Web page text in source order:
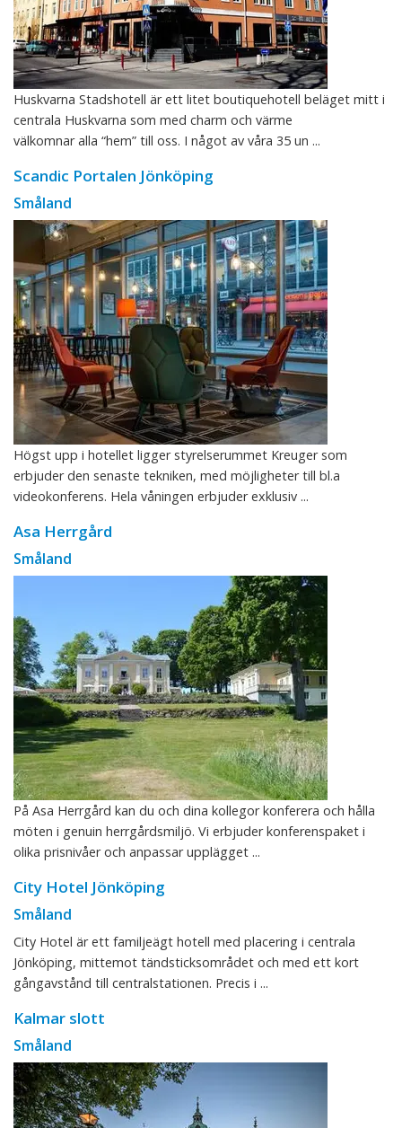
Huskvarna Stadshotell är ett litet boutiquehotell beläget mitt i
centrala Huskvarna som med charm och värme
välkomnar alla “hem” till oss. I något av våra 35 un ...
Scandic Portalen Jönköping
Småland
Högst upp i hotellet ligger styrelserummet Kreuger som
erbjuder den senaste tekniken, med möjligheter till bl.a
videokonferens. Hela våningen erbjuder exklusiv ...
Asa Herrgård
Småland
På Asa Herrgård kan du och dina kollegor konferera och hålla
möten i genuin herrgårdsmiljö. Vi erbjuder konferenspaket i
olika prisnivåer och anpassar upplägget ...
City Hotel Jönköping
Småland
City Hotel är ett familjeägt hotell med placering i centrala
Jönköping, mittemot tändsticksområdet och med ett kort
gångavstånd till centralstationen. Precis i ...
Kalmar slott
Småland